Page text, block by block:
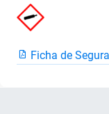
Ficha de